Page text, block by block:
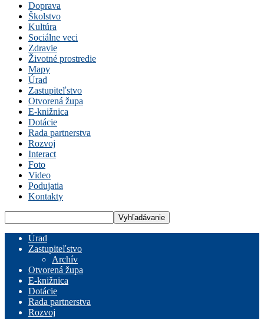
Doprava
Školstvo
Kultúra
Sociálne veci
Zdravie
Životné prostredie
Mapy
Úrad
Zastupiteľstvo
Otvorená župa
E-knižnica
Dotácie
Rada partnerstva
Rozvoj
Interact
Foto
Video
Podujatia
Kontakty
Úrad
Zastupiteľstvo
Archív
Otvorená župa
E-knižnica
Dotácie
Rada partnerstva
Rozvoj